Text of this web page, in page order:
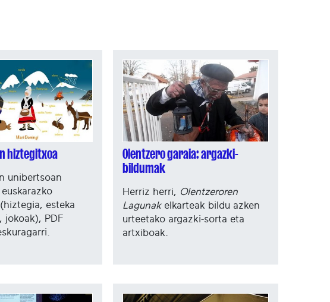
hiztegitxoa
unibertsoan
esteka
jokoak), PDF
Olentzero garaia: argazki-
bildumak
Herriz herri, Olentzeroren
Lagunakelkarteak bildu azken
urteetako argazki-sorta eta
artxiboak.